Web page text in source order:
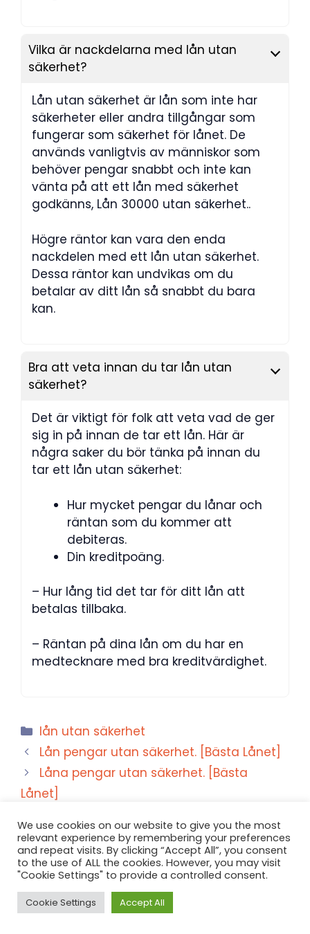
Vilka är nackdelarna med lån utan
säkerhet?
Lån utan säkerhet är lån som inte har
säkerheter eller andra tillgångar som
fungerar som säkerhet för lånet. De
används vanligtvis av människor som
behöver pengar snabbt och inte kan
vänta på att ett lån med säkerhet
godkänns, Lån 30000 utan säkerhet..
Högre räntor kan vara den enda
nackdelen med ett lån utan säkerhet.
Dessa räntor kan undvikas om du
betalar av ditt lån så snabbt du bara
kan.
Bra att veta innan du tar lån utan
säkerhet?
Det är viktigt för folk att veta vad de ger
sig in på innan de tar ett lån. Här är
några saker du bör tänka på innan du
tar ett lån utan säkerhet:
Hur mycket pengar du lånar och
räntan som du kommer att
debiteras.
Din kreditpoäng.
– Hur lång tid det tar för ditt lån att
betalas tillbaka.
– Räntan på dina lån om du har en
medtecknare med bra kreditvärdighet.
Kategorier
lån utan säkerhet
Lån pengar utan säkerhet. [Bästa Lånet]
Låna pengar utan säkerhet. [Bästa
Lånet]
We use cookies on our website to give you the most
relevant experience by remembering your preferences
and repeat visits. By clicking “Accept All”, you consent
to the use of ALL the cookies. However, you may visit
"Cookie Settings" to provide a controlled consent.
Cookie Settings Accept All